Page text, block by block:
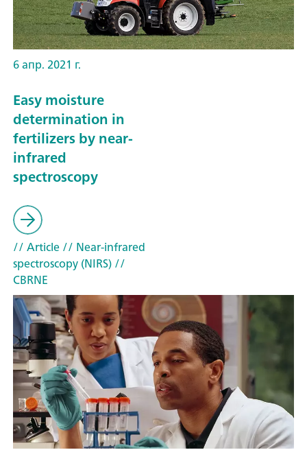
6 апр. 2021 г.
Easy moisture
determination in
fertilizers by near-
infrared
spectroscopy
// Article// Near-infrared
spectroscopy (NIRS)//
CBRNE